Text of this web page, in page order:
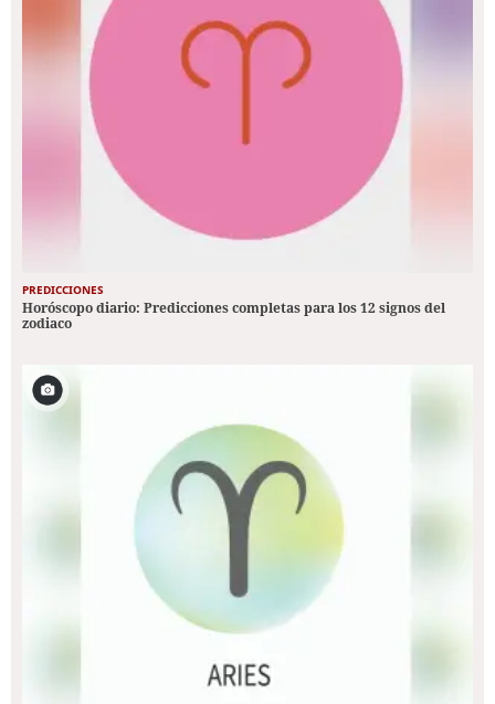
PREDICCIONES
Horóscopo diario: Predicciones completas para los 12 signos del
zodiaco